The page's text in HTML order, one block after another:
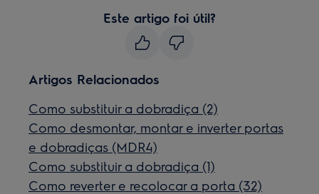
Este artigo foi útil?
Artigos Relacionados
Como substituir a dobradiça (2)
Como desmontar, montar e inverter portas
e dobradiças (MDR4)
Como substituir a dobradiça (1)
Como reverter e recolocar a porta (32)